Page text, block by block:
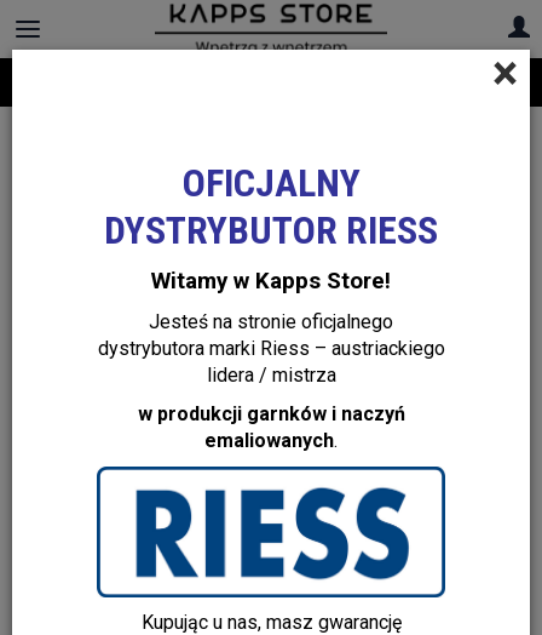
+48 22 299 19 84
×
OFICJALNY
DYSTRYBUTOR RIESS
Witamy w Kapps Store!
Jesteś na stronie oficjalnego
dystrybutora marki Riess – austriackiego
lidera / mistrza
w produkcji garnków i naczyń
emaliowanych.
Kupując u nas, masz gwarancję
HF- Butelka 32oz Wide Flex Straw Cap White